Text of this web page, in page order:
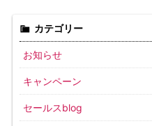
カテゴリー
お知らせ
キャンペーン
セールスblog